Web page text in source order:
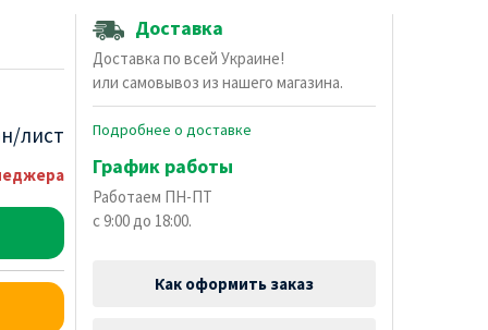
лист
Доставка
Доставка по всей Украине!
или самовывоз из нашего магазина.
Подробнее о доставке
График работы
Работаем ПН-ПТ
с 9:00 до 18:00.
Как оформить заказ